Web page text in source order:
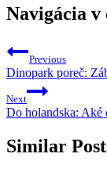
Navigácia v
Previous
Dinopark poreč:
Next
Do holandska: Aké
Similar